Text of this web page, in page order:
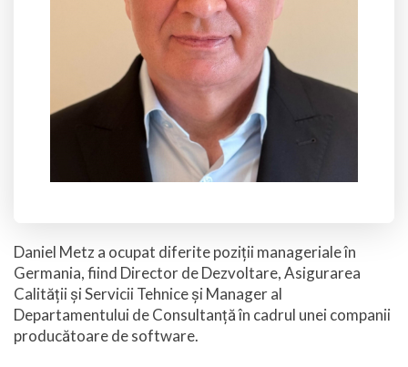
Daniel Metz a ocupat diferite poziții manageriale în
Germania, fiind Director de Dezvoltare, Asigurarea
Calității și Servicii Tehnice și Manager al
Departamentului de Consultanță în cadrul unei companii
producătoare de software.